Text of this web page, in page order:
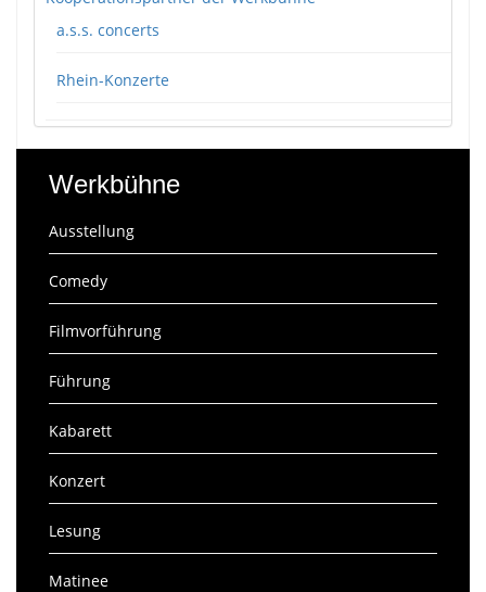
a.s.s. concerts
Rhein-Konzerte
Werkbühne
Ausstellung
Comedy
Filmvorführung
Führung
Kabarett
Konzert
Lesung
Matinee